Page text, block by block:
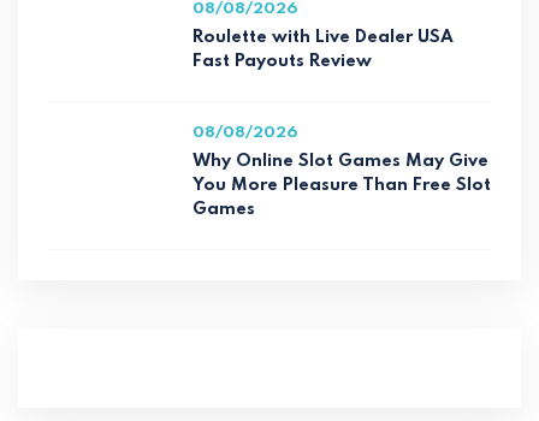
08/08/2026
Roulette with Live Dealer USA
Fast Payouts Review
08/08/2026
Why Online Slot Games May Give
You More Pleasure Than Free Slot
Games